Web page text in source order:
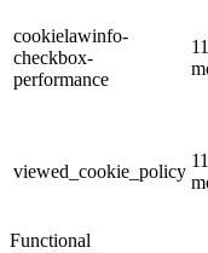
cookielawinfo-
checkbox-
performance
11
viewed_cookie_policy
11
Functional